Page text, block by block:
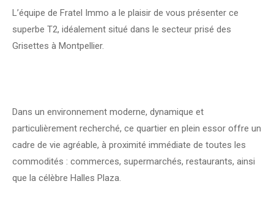
L’équipe de Fratel Immo a le plaisir de vous présenter ce
superbe T2, idéalement situé dans le secteur prisé des
Grisettes à Montpellier.
Dans un environnement moderne, dynamique et
particulièrement recherché, ce quartier en plein essor offre un
cadre de vie agréable, à proximité immédiate de toutes les
commodités : commerces, supermarchés, restaurants, ainsi
que la célèbre Halles Plaza.